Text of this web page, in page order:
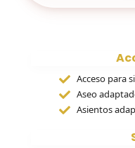
Acceso para
Aseo
Asientos